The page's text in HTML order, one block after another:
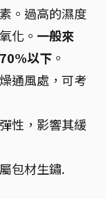
。過高的濕度
化。 一般來
以下 。
通風處，可考
性，影響其緩
包材生鏽.